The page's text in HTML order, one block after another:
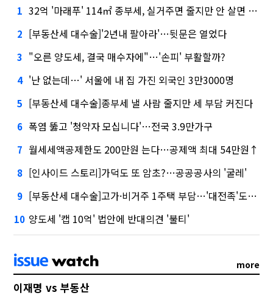
1 32억 '마래푸' 114㎡ 종부세, 실거주면 줄지만 안 살면 2.5배
2 [부동산세 대수술]'2년내 팔아라'…뒷문은 열었다
3 "오른 양도세, 결국 매수자에"…'손피' 부활할까?
4 '난 없는데…' 서울에 내 집 가진 외국인 3만3000명
5 [부동산세 대수술]종부세 낼 사람 줄지만 세 부담 커진다
6 폭염 뚫고 '청약자 모십니다'…전국 3.9만가구
7 월세세액공제한도 200만원 는다…공제액 최대 54만원↑
8 [인사이드 스토리]가덕도 또 암초?…공공공사의 '굴레'
9 [부동산세 대수술]고가·비거주 1주택 부담…'대전족'도 불똥
10 양도세 '캡 10억' 법안에 반대의견 '불티'
more
이재명 vs 부동산